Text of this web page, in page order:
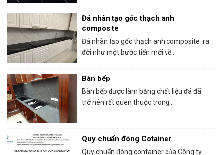
Đá nhân tạo gốc thạch anh
composite
Đá nhân tạo gốc thạch anh composite ra
đời như một bước tiến mới về...
Bàn bếp
Bàn bếp được làm bằng chất liệu đá đã
trở nên rất quen thuộc trong...
Quy chuẩn đóng Cotainer
Quy chuẩn đóng container của Công ty